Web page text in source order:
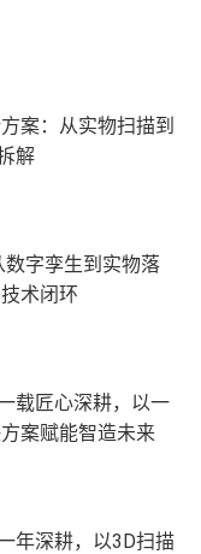
案：从实物扫描到
解
字孪生到实物落
术闭环
载匠心深耕，以一
案赋能智造未来
年深耕，以3D扫描